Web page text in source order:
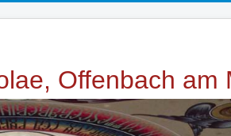
Offenbach am